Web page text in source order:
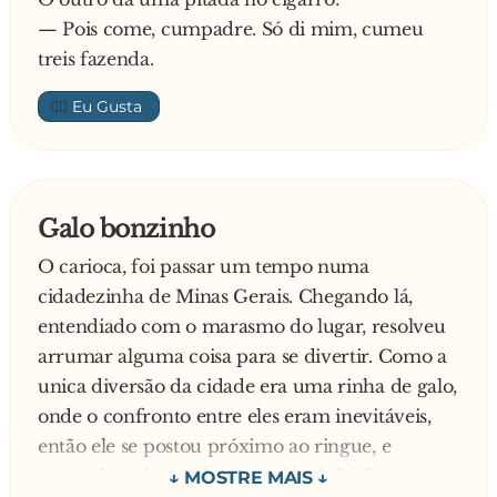
cabeça e pensou:
"Podela"? Que diabos e isso? Nunca ouvi falar... E
agora? Se eu deixar de atender esse cara ai todo
metido, meu estabelecimento vai perder a fama
e a clientela vai sumir! O que eu faço?"
Pensou, pensou, foi ate o deposito, voltou e disse
ao carioca:
— Olha, té em falta, mas vou encomendar e
amanha cedo o senhor passa aqui e pega, tudo
bem?
O carioca, meio desconsertado com a resposta
do Mineiro, voltou para o hotel pensando:
"O que será que esse mineiro vai achar com esse
nome...?"
O mineiro fez de tudo, ligou para todos os seus
fornecedores de produtos brasileiros e até no
— Pois come, cumpadre. Só di mim, cumeu
treis fazenda.
👍🏼
Galo bonzinho
O carioca, foi passar um tempo numa
cidadezinha de Minas Gerais. Chegando lá,
entendiado com o marasmo do lugar, resolveu
arrumar alguma coisa para se divertir. Como a
unica diversão da cidade era uma rinha de galo,
onde o confronto entre eles eram inevitáveis,
então ele se postou próximo ao ringue, e
tentando unir o útil ao agradável, foi fazer sua